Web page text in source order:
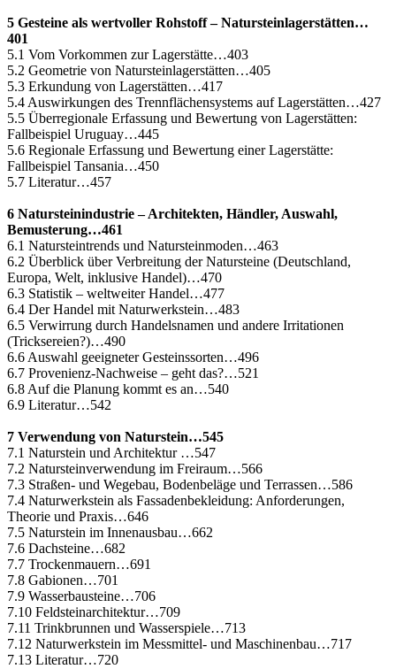
5 Gesteine als wertvoller Rohstoff – Natursteinlagerstätten…
401
5.1 Vom Vorkommen zur Lagerstätte…403
5.2 Geometrie von Natursteinlagerstätten…405
5.3 Erkundung von Lagerstätten…417
5.4 Auswirkungen des Trennflächensystems auf Lagerstätten…427
5.5 Überregionale Erfassung und Bewertung von Lagerstätten:
Fallbeispiel Uruguay…445
5.6 Regionale Erfassung und Bewertung einer Lagerstätte:
Fallbeispiel Tansania…450
5.7 Literatur…457
6 Natursteinindustrie – Architekten, Händler, Auswahl,
Bemusterung…461
6.1 Natursteintrends und Natursteinmoden…463
6.2 Überblick über Verbreitung der Natursteine (Deutschland,
Europa, Welt, inklusive Handel)…470
6.3 Statistik – weltweiter Handel…477
6.4 Der Handel mit Naturwerkstein…483
6.5 Verwirrung durch Handelsnamen und andere Irritationen
(Tricksereien?)…490
6.6 Auswahl geeigneter Gesteinssorten…496
6.7 Provenienz-Nachweise – geht das?…521
6.8 Auf die Planung kommt es an…540
6.9 Literatur…542
7 Verwendung von Naturstein…545
7.1 Naturstein und Architektur …547
7.2 Natursteinverwendung im Freiraum…566
7.3 Straßen- und Wegebau, Bodenbeläge und Terrassen…586
7.4 Naturwerkstein als Fassadenbekleidung: Anforderungen,
Theorie und Praxis…646
7.5 Naturstein im Innenausbau…662
7.6 Dachsteine…682
7.7 Trockenmauern…691
7.8 Gabionen…701
7.9 Wasserbausteine…706
7.10 Feldsteinarchitektur…709
7.11 Trinkbrunnen und Wasserspiele…713
7.12 Naturwerkstein im Messmittel- und Maschinenbau…717
7.13 Literatur…720